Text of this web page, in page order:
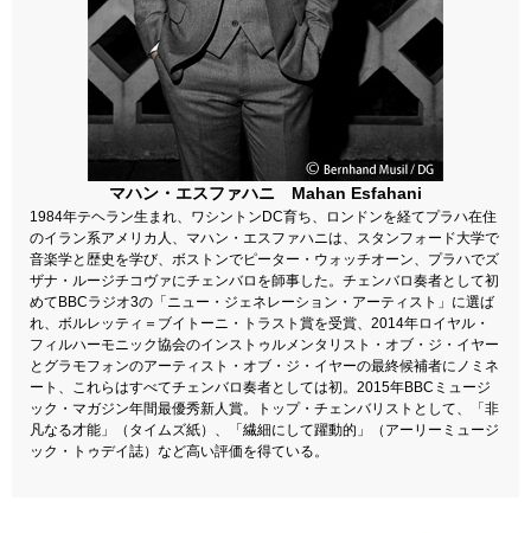
マハン・エスファハニ Mahan Esfahani
1984年テヘラン生まれ、ワシントンDC育ち、ロンドンを経てプラハ在住
のイラン系アメリカ人、マハン・エスファハニは、スタンフォード大学で
音楽学と歴史を学び、ボストンでピーター・ウォッチオーン、プラハでズ
ザナ・ルージチコヴァにチェンバロを師事した。チェンバロ奏者として初
めてBBCラジオ3の「ニュー・ジェネレーション・アーティスト」に選ば
れ、ボルレッティ＝ブイトーニ・トラスト賞を受賞、2014年ロイヤル・
フィルハーモニック協会のインストゥルメンタリスト・オブ・ジ・イヤー
とグラモフォンのアーティスト・オブ・ジ・イヤーの最終候補者にノミネ
ート、これらはすべてチェンバロ奏者としては初。2015年BBCミュージ
ック・マガジン年間最優秀新人賞。トップ・チェンバリストとして、「非
凡なる才能」（タイムズ紙）、「繊細にして躍動的」（アーリーミュージ
ック・トゥデイ誌）など高い評価を得ている。